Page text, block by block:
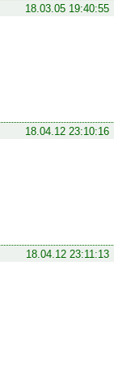
18.03.05 19:40:55
18.04.12 23:10:16
18.04.12 23:11:13